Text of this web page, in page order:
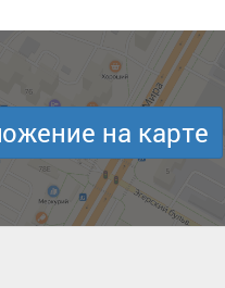
на карте